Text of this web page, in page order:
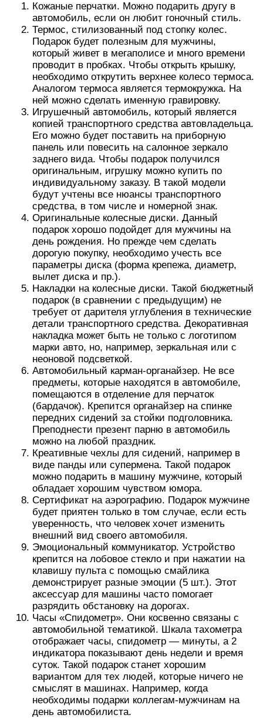
Кожаные перчатки. Можно подарить другу в
автомобиль, если он любит гоночный стиль.
Термос, стилизованный под стопку колес.
Подарок будет полезным для мужчины,
который живет в мегаполисе и много времени
проводит в пробках. Чтобы открыть крышку,
необходимо открутить верхнее колесо термоса.
Аналогом термоса является термокружка. На
ней можно сделать именную гравировку.
Игрушечный автомобиль, который является
копией транспортного средства автовладельца.
Его можно будет поставить на приборную
панель или повесить на салонное зеркало
заднего вида. Чтобы подарок получился
оригинальным, игрушку можно купить по
индивидуальному заказу. В такой модели
будут учтены все нюансы транспортного
средства, в том числе и номерной знак.
Оригинальные колесные диски. Данный
подарок хорошо подойдет для мужчины на
день рождения. Но прежде чем сделать
дорогую покупку, необходимо учесть все
параметры диска (форма крепежа, диаметр,
вылет диска и пр.).
Накладки на колесные диски. Такой бюджетный
подарок (в сравнении с предыдущим) не
требует от дарителя углубления в технические
детали транспортного средства. Декоративная
накладка может быть не только с логотипом
марки авто, но, например, зеркальная или с
неоновой подсветкой.
Автомобильный карман-органайзер. Не все
предметы, которые находятся в автомобиле,
помещаются в отделение для перчаток
(бардачок). Крепится органайзер на спинке
передних сидений за стойки подголовника.
Преподнести презент парню в автомобиль
можно на любой праздник.
Креативные чехлы для сидений, например в
виде панды или супермена. Такой подарок
можно подарить в машину мужчине, который
обладает хорошим чувством юмора.
Сертификат на аэрографию. Подарок мужчине
будет приятен только в том случае, если есть
уверенность, что человек хочет изменить
внешний вид своего автомобиля.
Эмоциональный коммуникатор. Устройство
крепится на лобовое стекло и при нажатии на
клавишу пульта с помощью смайлика
демонстрирует разные эмоции (5 шт.). Этот
аксессуар для машины часто помогает
разрядить обстановку на дорогах.
Часы «Спидометр». Они косвенно связаны с
автомобильной тематикой. Шкала тахометра
отображает часы, спидометр — минуты, а 2
индикатора показывают день недели и время
суток. Такой подарок станет хорошим
вариантом для тех людей, которые ничего не
смыслят в машинах. Например, когда
необходимы подарки коллегам-мужчинам на
день автомобилиста.